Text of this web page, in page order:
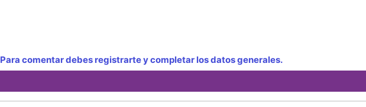
Para comentar debes registrarte y completar los datos generales.